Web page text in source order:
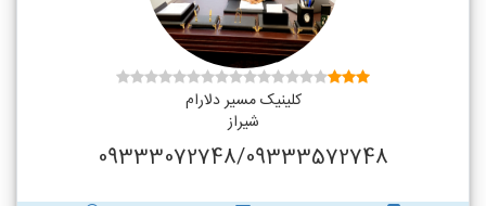
کلینیک مسیر دلارام
شیراز
09333072748/09333572748